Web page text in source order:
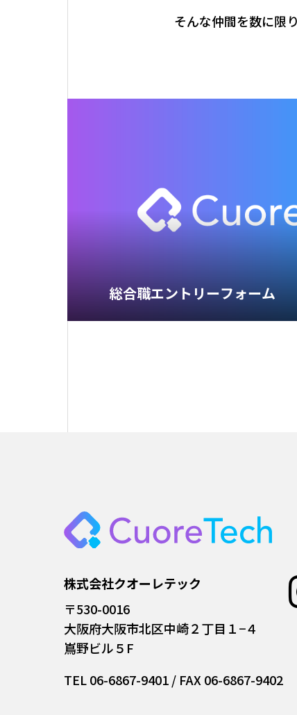
そんな仲間を数に限
総合職エントリーフォーム
株式会社クオーレテック
〒530-0016
大阪府大阪市北区中崎２丁目１−４
嶌野ビル５F
TEL 06-6867-9401 / FAX 06-6867-9402